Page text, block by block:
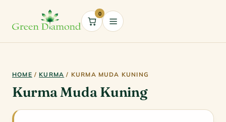
Cart
0
HOME / KURMA / KURMA MUDA KUNING
Kurma Muda Kuning